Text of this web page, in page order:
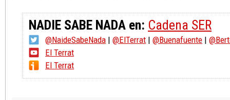
NADIE SABE NADA en: Cadena SER
@NaideSabeNada |@ElTerrat |@Buenafuente |
El Terrat
El Terrat